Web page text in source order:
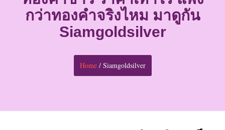
กว่าทองคำจริงไหม มาดูกัน
Siamgoldsilver
Home/ Siamgoldsilver